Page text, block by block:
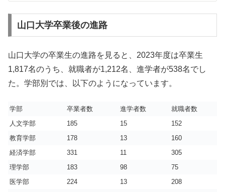
山口大学卒業後の進路
山口大学の卒業生の進路を見ると、2023年度は卒業生
1,817名のうち、就職者が1,212名、進学者が538名でし
た。学部別では、以下のようになっています。
学部 卒業者数 進学者数
就職者数
人文学部
185 15
152
教育学部
178 13
160
経済学部
331 11
305
理学部
183 98
75
医学部
224 13
208